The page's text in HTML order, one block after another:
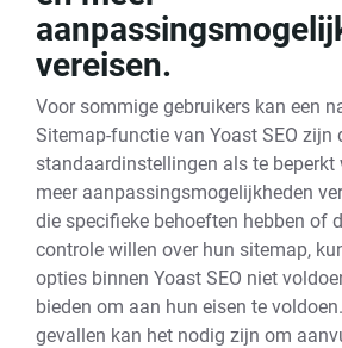
vereisen.
Voor sommige gebruikers kan een
Sitemap-functie van Yoast SEO zijn
standaardinstellingen als te beperkt
meer aanpassingsmogelijkheden
die specifieke behoeften hebben of
controle willen over hun sitemap,
opties binnen Yoast SEO niet
bieden om aan hun eisen te
gevallen kan het nodig zijn om